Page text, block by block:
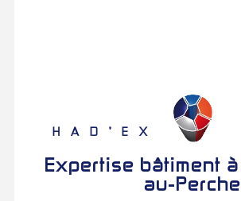
HAD'EX
expertise bâtiment à Mortagne-
au-Perche